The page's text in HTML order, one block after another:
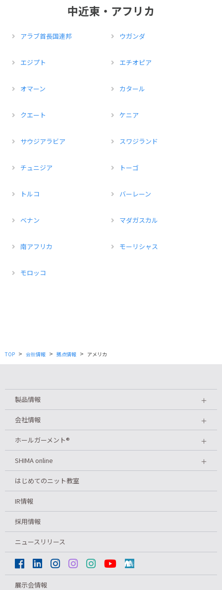
中近東・アフリカ
アラブ首長国連邦 ウガンダ
エジプト エチオピア
オマーン カタール
クエート ケニア
サウジアラビア スワジランド
チュニジア トーゴ
トルコ バーレーン
ベナン マダガスカル
南アフリカ モーリシャス
モロッコ
TOP > 会社情報 > 拠点情報 > アメリカ
製品情報 ＋
会社情報 ＋
ホールガーメント® ＋
SHIMA online ＋
はじめてのニット教室
IR情報
採用情報
ニュースリリース
展示会情報